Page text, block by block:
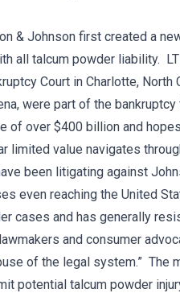
& Johnson first created a
all talcum powder liability.
Court in Charlotte,
were part of the bankruptcy
of over $400 billion and
limited value navigates
been litigating against
even reaching the United
cases and has generally
and consumer
of the legal system.”
potential talcum powder